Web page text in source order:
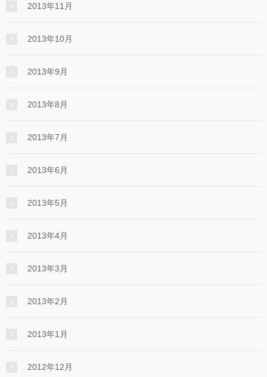
2013年11月
2013年10月
2013年9月
2013年8月
2013年7月
2013年6月
2013年5月
2013年4月
2013年3月
2013年2月
2013年1月
2012年12月